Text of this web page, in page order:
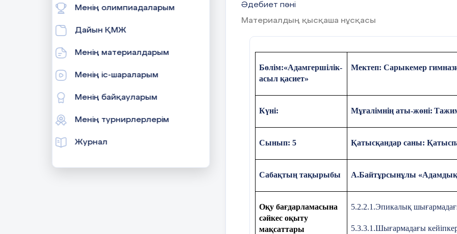
Менің олимпиадаларым
Дайын ҚМЖ
Менің материалдарым
Менің іс-шараларым
Менің байқауларым
Менің турнирлерлерім
Журнал
Әдебиет пәні
Материалдың қысқаша нұсқасы
Бөлім:«Адамгершілік-
асыл қасиет»
Мектеп: Сарыкемер
Күні: Мұғалімнің аты-жөні:
Сынып: 5 Қатысқандар саны:
Сабақтың тақырыбы А.Байтұрсынұлы
Оқу бағдарламасына
сәйкес оқыту
мақсаттары
5.2.2.1.Эпикалық
5.3.3.1.Шығармадағы